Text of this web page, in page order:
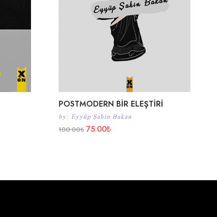
POSTMODERN BİR ELEŞTİRİ
by: Eyyüp Şahin Bakan
100.00₺ 75.00₺